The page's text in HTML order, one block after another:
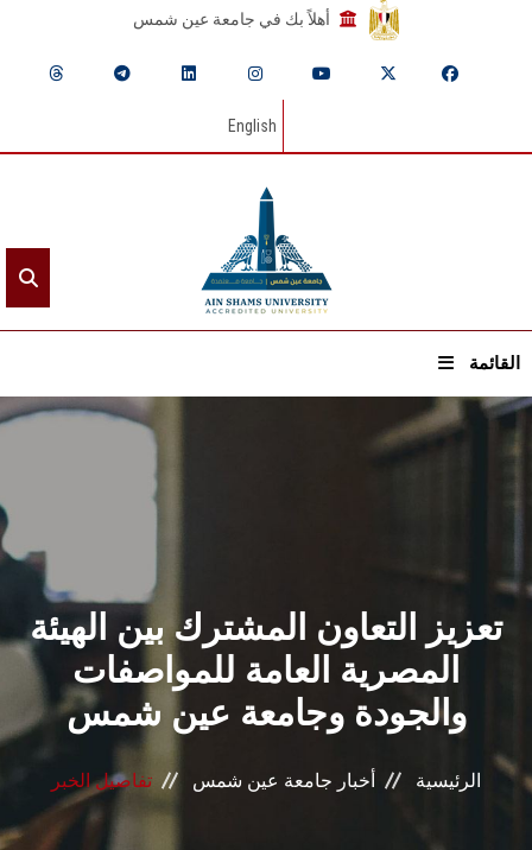
أهلاً بك في جامعة عين شمس
English
القائمة
الرئيسيـة
القطاعـات
الشئون الأكاديمية
البحث العلمي
المراكز والوحدات
تعزيز التعاون المشترك بين الهيئة
المصرية العامة للمواصفات
والجودة وجامعة عين شمس
الرئيسية أخبار جامعة عين شمس تفاصيل الخبر